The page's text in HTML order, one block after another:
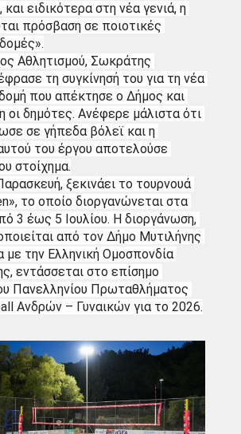
ειδικότερα στη νέα γενιά, η
πρόσβαση σε ποιοτικές
Αθλητισμού, Σωκράτης
τη συγκίνησή του για τη νέα
που απέκτησε ο Δήμος και
οι δημότες. Ανέφερε μάλιστα ότι
σε γήπεδα βόλεϊ και η
του έργου αποτελούσε
στοίχημα.
ξεκινάει το τουρνουά
το οποίο διοργανώνεται στα
3 έως 5 Ιουλίου. Η διοργάνωση,
από τον Δήμο Μυτιλήνης
με την Ελληνική Ομοσπονδία
εντάσσεται στο επίσημο
Πανελληνίου Πρωταθλήματος
Ανδρών – Γυναικών για το 2026.